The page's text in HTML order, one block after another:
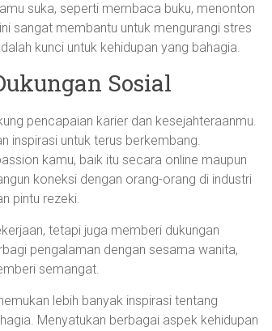
suka, seperti membaca buku, menonton
sangat membantu untuk mengurangi stres
kunci untuk kehidupan yang bahagia.
Sosial
pencapaian karier dan kesejahteraanmu.
inspirasi untuk terus berkembang.
kamu, baik itu secara online maupun
koneksi dengan orang-orang di industri
pintu rezeki.
tetapi juga memberi dukungan
pengalaman dengan sesama wanita,
semangat.
lebih banyak inspirasi tentang
Menyatukan berbagai aspek kehidupan